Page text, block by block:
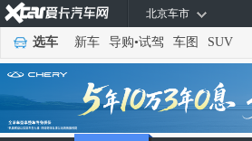
北京车市
选车 新车 导购•试驾 车图 SUV